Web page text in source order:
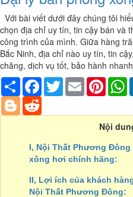
Với bài viết dưới đây chúng tôi
chọn địa chỉ uy tín, tin cậy bán và
công trình của mình. Giữa hàng
Bắc Ninh, địa chỉ nào uy tín, tin
chăng, dịch vụ tốt, bảo hành
Share Facebook
TwitterEmail
Blogger
Nội
I, Nội Thất Phương
xông hơi chính hãng:
II, Lợi ích của khách
Nội Thất Phương Đông: